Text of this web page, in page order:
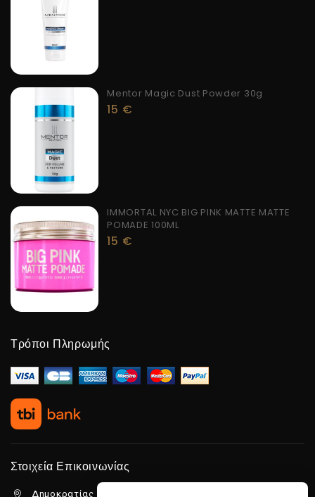
Mentor Magic Dust Powder 30g
15 €
IMMORTAL NYC BIG PINK MATTE MATTE
POMADE 100ML
15 €
Τρόποι Πληρωμής
Στοιχεία Επικοινωνίας
Δημοκρατίας 5β Λιμένας Χερσονήσου, 70014